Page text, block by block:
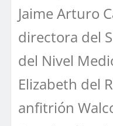
Jaime Arturo
directora del
del Nivel
Elizabeth del
anfitrión